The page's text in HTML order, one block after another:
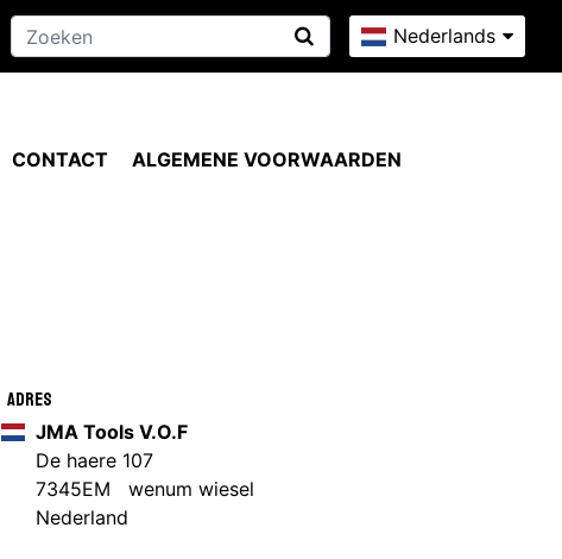
Nederlands
CONTACT ALGEMENE VOORWAARDEN
Adres
JMA Tools V.O.F
De haere 107
7345EM wenum wiesel
Nederland